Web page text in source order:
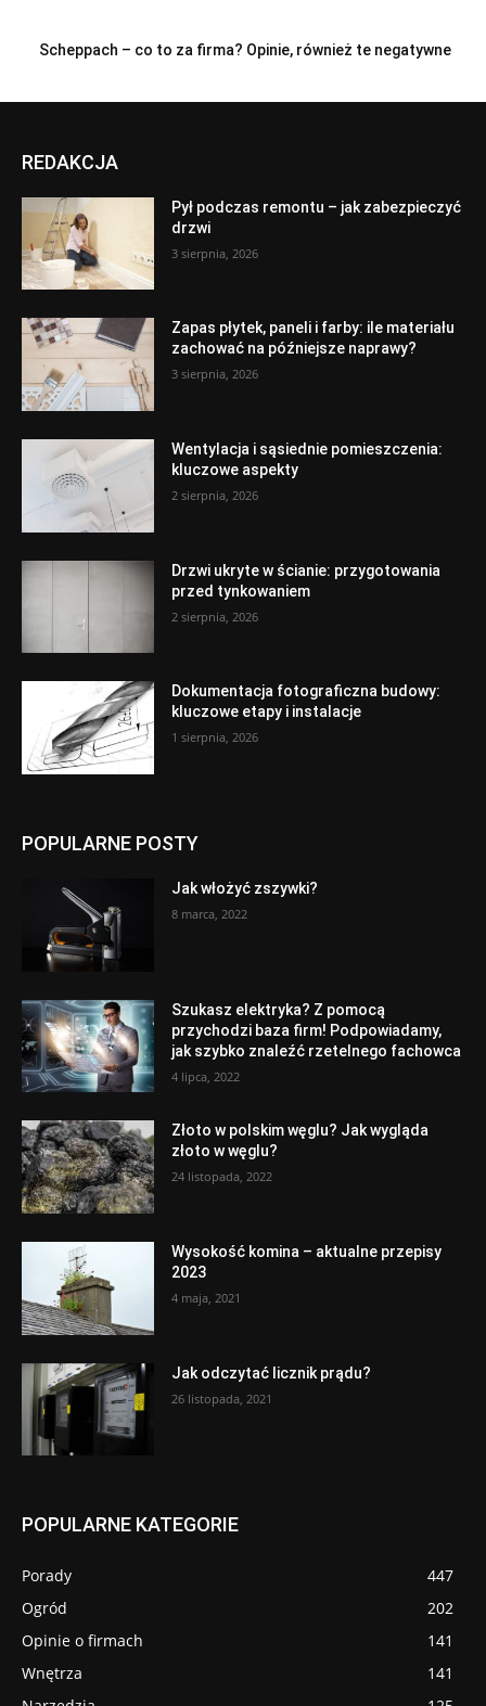
Scheppach – co to za firma? Opinie, również te negatywne
REDAKCJA
Pył podczas remontu – jak zabezpieczyć
drzwi
3 sierpnia, 2026
Zapas płytek, paneli i farby: ile materiału
zachować na późniejsze naprawy?
3 sierpnia, 2026
Wentylacja i sąsiednie pomieszczenia:
kluczowe aspekty
2 sierpnia, 2026
Drzwi ukryte w ścianie: przygotowania
przed tynkowaniem
2 sierpnia, 2026
Dokumentacja fotograficzna budowy:
kluczowe etapy i instalacje
1 sierpnia, 2026
POPULARNE POSTY
Jak włożyć zszywki?
8 marca, 2022
Szukasz elektryka? Z pomocą
przychodzi baza firm! Podpowiadamy,
jak szybko znaleźć rzetelnego fachowca
4 lipca, 2022
Złoto w polskim węglu? Jak wygląda
złoto w węglu?
24 listopada, 2022
Wysokość komina – aktualne przepisy
2023
4 maja, 2021
Jak odczytać licznik prądu?
26 listopada, 2021
POPULARNE KATEGORIE
Porady
447
Ogród
202
Opinie o firmach
141
Wnętrza
141